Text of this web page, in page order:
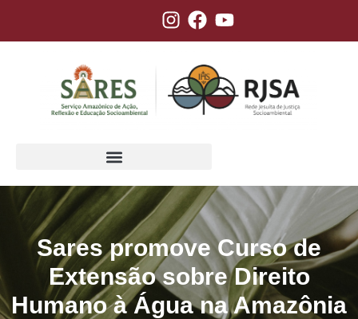
Sares promove Curso de
Extensão sobre Direito
Humano à Água na Amazônia